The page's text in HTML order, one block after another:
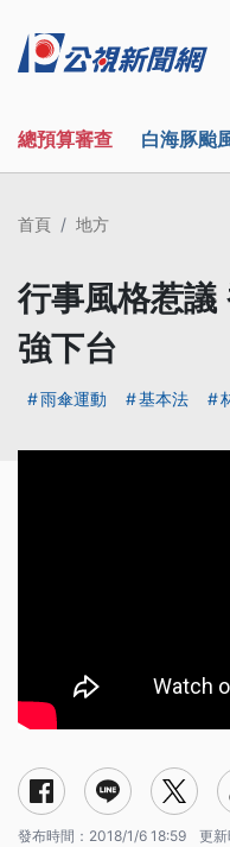
總預算審查 白海豚颱
首頁 地方
行事風格惹議
強下台
雨傘運動 基本法
發布時間： 2018/1/6 18:59 更新